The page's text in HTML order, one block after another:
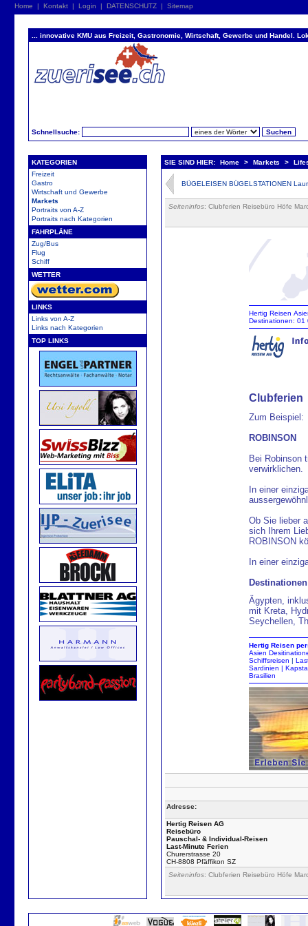
Home | Kontakt | Login | DATENSCHUTZ | Sitemap
... innovative KMU aus Freizeit, Gastronomie, Wirtschaft, Gewerbe und Handel.
Schnellsuche:
KATEGORIEN
Freizeit
Gastro
Wirtschaft und Gewerbe
Markets
Portraits von A-Z
Portraits nach Kategorien
FAHRPLÄNE
Zug/Bus
Flug
Schiff
WETTER
LINKS
Links von A-Z
Links nach Kategorien
TOP LINKS
SIE SIND HIER: Home > Markets >
BÜGELEISEN BÜGELSTATIONEN
Seiteninfos: Clubferien Reisebüro Höfe
Hertig Reisen
Destinationen: 01
Clubferien
Zum Beispiel:
ROBINSON
Bei Robinson
verwirklichen.
In einer
Ob Sie lieber
sich Ihrem
ROBINSON
In einer
Ägypten,
mit Kreta,
Seychellen,
Hertig Reisen
Asien
Schiffsreisen |
Sardinien |
Brasilien
Adresse:
Hertig Reisen AG
Reisebüro
Pauschal- & Individual-Reisen
Last-Minute Ferien
Churerstrasse 20
CH-8808 Pfäffikon SZ
Seiteninfos: Clubferien Reisebüro Höfe